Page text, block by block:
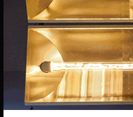
EXIBART SPAIN, S.L.U.
AVINGUDA ROMA, 12